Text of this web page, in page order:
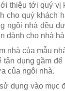
thiệu tới quý vị
cho quý khách
ngôi nhà đều
dành cho nhà
nhà của mẫu
tận dụng gầm
của ngôi nhà.
dụng vào mục